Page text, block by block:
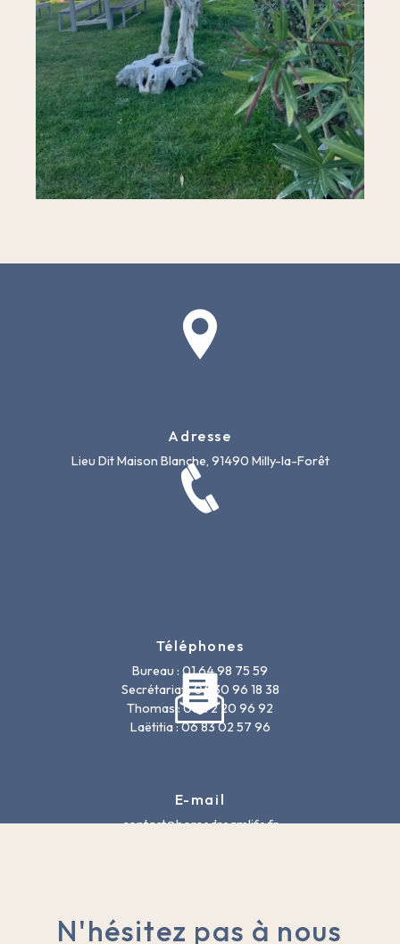
Adresse
Lieu Dit Maison Blanche, 91490 Milly-la-Forêt
Téléphones
Bureau : 01 64 98 75 59
Secrétariat : 06 30 96 18 38
Thomas : 06 72 20 96 92
Laëtitia : 06 83 02 57 96
E-mail
contact@horsedreamlife.fr
N'hésitez pas à nous